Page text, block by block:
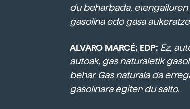
du beharbada, etengailuren
gasolina edo gasa
ALVARO MARCÉ; EDP: Ez,
autoak, gas naturaletik
behar. Gas naturala da
gasolinara egiten du salto.